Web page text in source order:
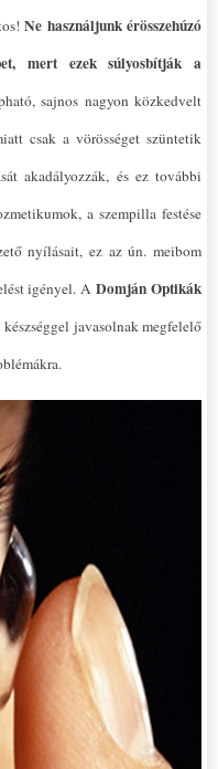
Ne használjunk érösszehúzó
mert ezek súlyosbítják a
sajnos nagyon közkedvelt
csak a vörösséget szüntetik
akadályozzák, és ez további
a szempilla festése
nyílásait, ez az ún. meibom
igényel. ADomján Optikák
javasolnak megfelelő